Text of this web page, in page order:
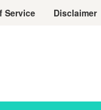
Service Disclaimer